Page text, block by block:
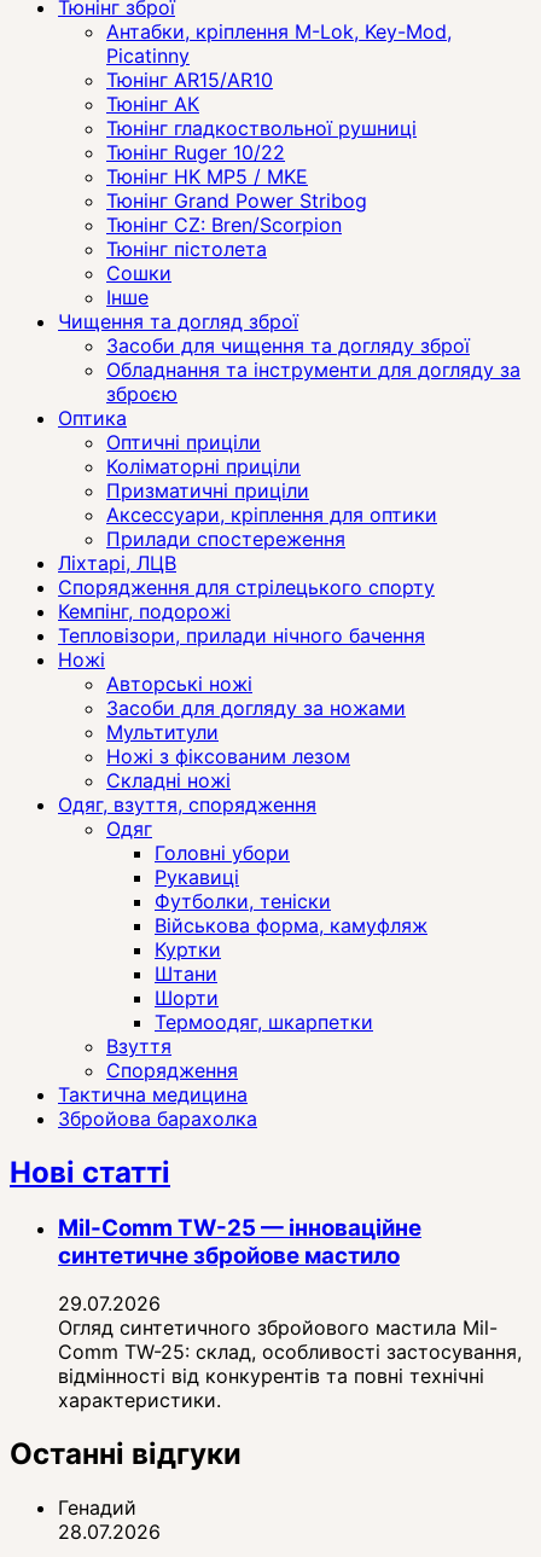
Тюнінг зброї
Антабки, кріплення M-Lok, Key-Mod,
Picatinny
Тюнінг AR15/AR10
Тюнінг АК
Тюнінг гладкоствольної рушниці
Тюнінг Ruger 10/22
Тюнінг HK MP5 / MKE
Тюнінг Grand Power Stribog
Тюнінг CZ: Bren/Scorpion
Тюнінг пістолета
Сошки
Інше
Чищення та догляд зброї
Засоби для чищення та догляду зброї
Обладнання та інструменти для догляду за
зброєю
Оптика
Оптичні приціли
Коліматорні приціли
Призматичні приціли
Аксессуари, кріплення для оптики
Прилади спостереження
Ліхтарі, ЛЦВ
Спорядження для стрілецького спорту
Кемпінг, подорожі
Тепловізори, прилади нічного бачення
Ножі
Авторські ножі
Засоби для догляду за ножами
Мультитули
Ножі з фіксованим лезом
Складні ножі
Одяг, взуття, спорядження
Одяг
Головні убори
Рукавиці
Футболки, теніски
Військова форма, камуфляж
Куртки
Штани
Шорти
Термоодяг, шкарпетки
Взуття
Спорядження
Тактична медицина
Збройова барахолка
Нові статті
Mil-Comm TW-25 — інноваційне
синтетичне збройове мастило
29.07.2026
Огляд синтетичного збройового мастила Mil-
Comm TW-25: склад, особливості застосування,
відмінності від конкурентів та повні технічні
характеристики.
Останні відгуки
Генадий
28.07.2026